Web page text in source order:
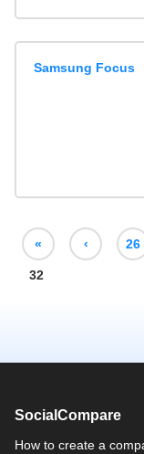
Samsung Focus
« ‹ 26
32
SocialCompare
How to create a